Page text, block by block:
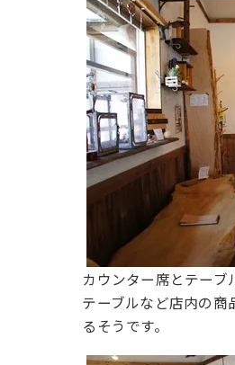
カウンター席とテーブ
テーブルなど店内の
るそうです。